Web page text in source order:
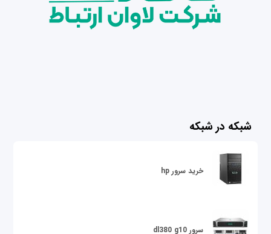
شبکه در شبکه
خرید سرور hp
سرور dl380 g10